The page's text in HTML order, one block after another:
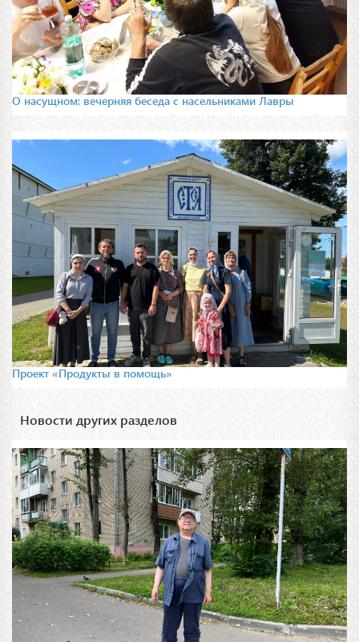
О насущном: вечерняя беседа с насельниками Лавры
Проект «Продукты в помощь»
Новости других разделов